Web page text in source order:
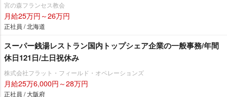
宮の森フランセス教会
月給25万円～26万円
正社員 / 北海道
スーパー銭湯レストラン国内トップシェア企業の一般事務/年間
休日121日/土日祝休み
株式会社フラット・フィールド・オペレーションズ
月給25万6,000円～28万円
正社員 / 大阪府